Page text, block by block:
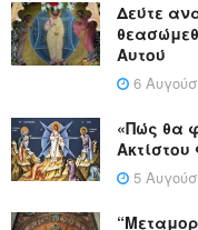
Δεύτε
Αυτού
6
«Πώς θα
Ακτίστου
5